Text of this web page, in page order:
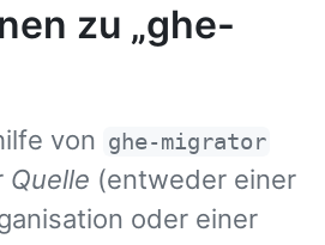
zu „ghe-
von ghe-migrator
Quelle (entweder einer
oder einer